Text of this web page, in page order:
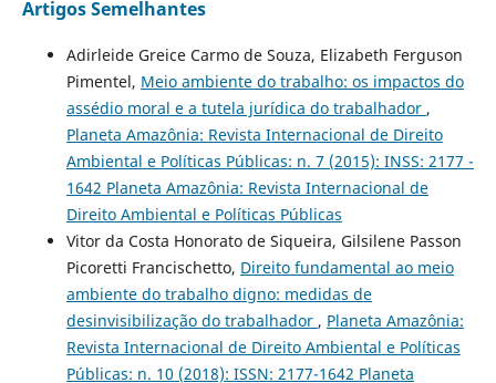
Artigos Semelhantes
Adirleide Greice Carmo de Souza, Elizabeth Ferguson
Pimentel, Meio ambiente do trabalho: os impactos do
assédio moral e a tutela jurídica do trabalhador ,
Planeta Amazônia: Revista Internacional de Direito
Ambiental e Políticas Públicas: n. 7 (2015): INSS: 2177 -
1642 Planeta Amazônia: Revista Internacional de
Direito Ambiental e Políticas Públicas
Vitor da Costa Honorato de Siqueira, Gilsilene Passon
Picoretti Francischetto, Direito fundamental ao meio
ambiente do trabalho digno: medidas de
desinvisibilização do trabalhador , Planeta Amazônia:
Revista Internacional de Direito Ambiental e Políticas
Públicas: n. 10 (2018): ISSN: 2177-1642 Planeta